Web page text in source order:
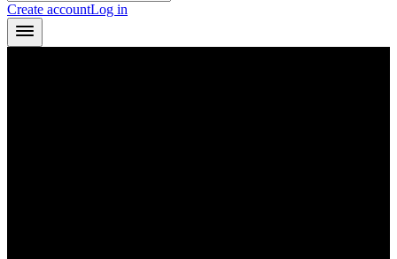
Create accountLog in